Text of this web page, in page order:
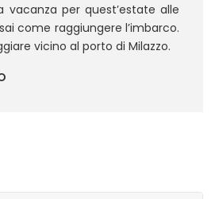
vacanza per quest’estate alle
come raggiungere l’imbarco.
vicino al porto di Milazzo.